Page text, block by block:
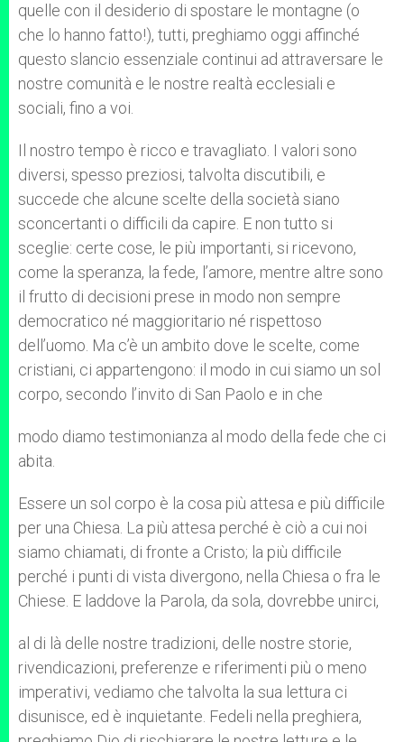
quelle con il desiderio di spostare le montagne (o
che lo hanno fatto!), tutti, preghiamo oggi affinché
questo slancio essenziale continui ad attraversare le
nostre comunità e le nostre realtà ecclesiali e
sociali, fino a voi.
Il nostro tempo è ricco e travagliato. I valori sono
diversi, spesso preziosi, talvolta discutibili, e
succede che alcune scelte della società siano
sconcertanti o difficili da capire. E non tutto si
sceglie: certe cose, le più importanti, si ricevono,
come la speranza, la fede, l’amore, mentre altre sono
il frutto di decisioni prese in modo non sempre
democratico né maggioritario né rispettoso
dell’uomo. Ma c’è un ambito dove le scelte, come
cristiani, ci appartengono: il modo in cui siamo un sol
corpo, secondo l’invito di San Paolo e in che
modo diamo testimonianza al modo della fede che ci
abita.
Essere un sol corpo è la cosa più attesa e più difficile
per una Chiesa. La più attesa perché è ciò a cui noi
siamo chiamati, di fronte a Cristo; la più difficile
perché i punti di vista divergono, nella Chiesa o fra le
Chiese. E laddove la Parola, da sola, dovrebbe unirci,
al di là delle nostre tradizioni, delle nostre storie,
rivendicazioni, preferenze e riferimenti più o meno
imperativi, vediamo che talvolta la sua lettura ci
disunisce, ed è inquietante. Fedeli nella preghiera,